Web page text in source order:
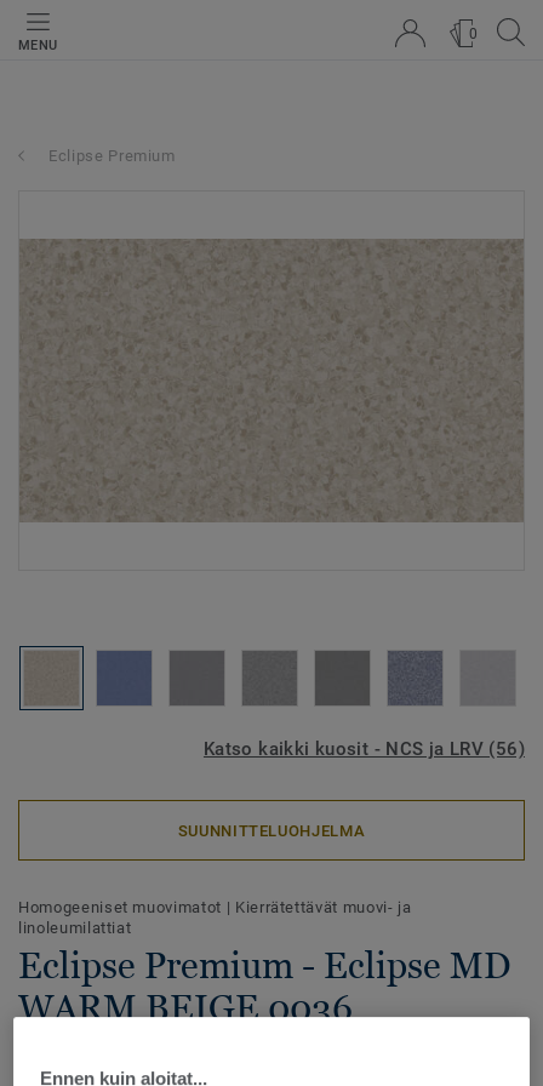
MENU
0
Eclipse Premium
Katso kaikki kuosit - NCS ja LRV (56)
SUUNNITTELUOHJELMA
Homogeeniset muovimatot | Kierrätettävät muovi- ja
linoleumilattiat
Eclipse Premium - Eclipse MD
WARM BEIGE 0036
Ennen kuin aloitat...